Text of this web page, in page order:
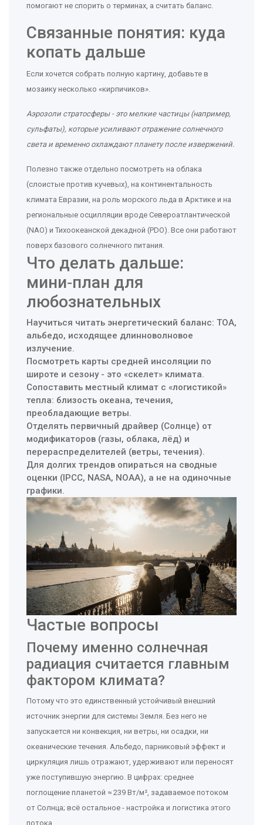
помогают не спорить о терминах, а считать баланс.
Связанные понятия: куда
копать дальше
Если хочется собрать полную картину, добавьте в
мозаику несколько «кирпичиков».
Аэрозоли стратосферы- это мелкие частицы (например,
сульфаты), которые усиливают отражение солнечного
света и временно охлаждают планету после извержений
Полезно также отдельно посмотреть на облака
(слоистые против кучевых), на континентальность
климата Евразии, на роль морского льда в Арктике и на
региональные осцилляции вроде Североатлантической
(NAO) и Тихоокеанской декадной (PDO). Все они работают
поверх базового солнечного питания.
Что делать дальше:
мини‑план для
любознательных
Научиться читать энергетический баланс: TOA,
альбедо, исходящее длинноволновое
излучение.
Посмотреть карты средней инсоляции по
широте и сезону - это «скелет» климата.
Сопоставить местный климат с «логистикой»
тепла: близость океана, течения,
преобладающие ветры.
Отделять первичный драйвер (Солнце) от
модификаторов (газы, облака, лёд) и
перераспределителей (ветры, течения).
Для долгих трендов опираться на сводные
оценки (IPCC, NASA, NOAA), а не на одиночные
графики.
Частые вопросы
Почему именно солнечная
радиация считается главным
фактором климата?
Потому что это единственный устойчивый внешний
источник энергии для системы Земля. Без него не
запускается ни конвекция, ни ветры, ни осадки, ни
океанические течения. Альбедо, парниковый эффект и
циркуляция лишь отражают, удерживают или переносят
уже поступившую энергию. В цифрах: среднее
поглощение планетой ≈ 239 Вт/м², задаваемое потоком
от Солнца; всё остальное - настройка и логистика этого
потока.